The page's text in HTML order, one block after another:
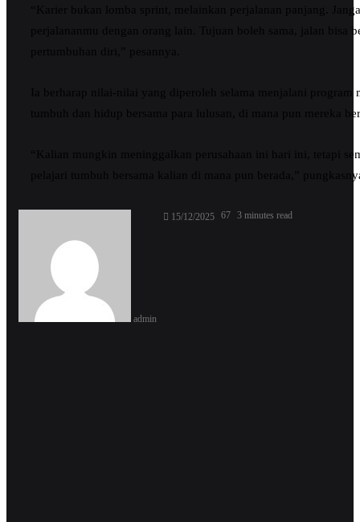
“Karier bukan lomba sprint, melainkan perjalanan panjang.
perjalananmu dengan orang lain. Tujuan boleh sama, jalan bisa
pertumbuhan diri,” pesannya.
Ia berharap nilai-nilai yang diperoleh selama menjalani program
tumbuh dan hidup bersama para lulusan, di mana pun mereka
“Kalian mungkin meninggalkan perusahaan ini hari ini, tetapi
pelajari tumbuh bersama kalian di mana pun berada,”
admin
Send15/12/2025 67 3 minutes read